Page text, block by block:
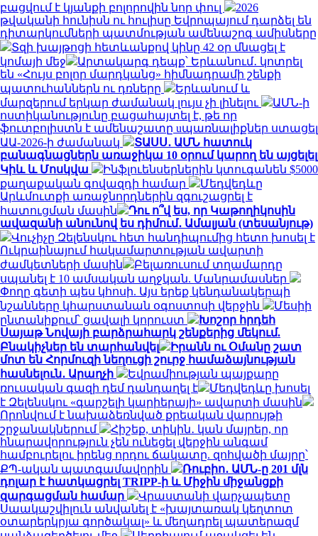
բացվում է կյանքի բոլորովին նոր փուլ
2026
թվականի հունիսն ու հուլիսը Եվրոպայում դարձել են
դիտարկումների պատմության ամենաշոգ ամիսները
Տզի խայթոցի հետևանքով կինը 42 օր մնացել է
կոմայի մեջ
Արտակարգ դեպք՝ Երևանում․ կոտրել
են «Հույս բոլոր մարդկանց» հիմնադրամի շենքի
պատուհաններն ու դռները
Երևանում և
մարզերում երկար ժամանակ լույս չի լինելու
ԱՄՆ-ի
ոստիկանությունը բացահայտել է, թե որ
ֆուտբոլիստն է ամենաշատը uպառնալիքներ ստացել
ԱԱ-2026-ի ժամանակ
ՏԱՍՍ․ ԱՄՆ հատուկ
բանագնացներն առաջիկա 10 օրում կարող են այցելել
Կիև և Մոսկվա
Ինֆլուենսերներին կտուգանեն $5000
քաղաքական գովազդի համար
Մեդվեդևը
Արևմուտքի առաջնորդներին զգուշացրել է
հատուցման մասին
Դու ո՞վ ես, որ Կաթողիկոսին
ավազանի անունով ես դիմում․ Ամալյան (տեսանյութ)
Վուչիչը Զելենսկու հետ հանդիպումից հետո խոսել է
Ուկրաինայում հակամարտության ավարտի
ժամկետների մասին
Բելառուսում տղամարդը
սպանել է 10 ամսական աղջկան. Մանրամասներ
Փողը գետի պես կհոսի. Այս երեք կենդանակերպի
նշանները կհարստանան օգոստոսի վերջին
Մեսիի
ընտանիքում՝ ցավալի կորուստ
Խոշոր հրդեհ
Սայաթ Նովայի բարձրահարկ շենքերից մեկում.
Բնակիչներ են տարհանվել
Իրանն ու Օմանը շատ
մոտ են Հորմուզի նեղուցի շուրջ համաձայնության
հասնելուն․ Արաղչի
Եվրամիության պայքարը
ռուսական գազի դեմ դանդաղել է
Մեդվեդևը խոսել
է Զելենսկու «գարշելի կարիերայի» ավարտի մասին
Որոնվում է նախաձեռնված քրեական վարույթի
շրջանակներում
Հիշեք, տիկին․ կան մայրեր, որ
հնարավորություն չեն ունեցել վերջին անգամ
համբուրելու իրենց որդու ճակատը. զոհվածի մայրը՝
ՔՊ-ական պատգամավորին
Ռուբիո․ ԱՄՆ-ը 201 մլն
դոլար է հատկացրել TRIPP-ի և Միջին միջանցքի
զարգացման համար
Վրաստանի վարչապետը
Սաակաշվիլուն անվանել է «խայտառակ կեղտոտ
օտարերկրյա գործակալ» և մեղադրել պատերազմ